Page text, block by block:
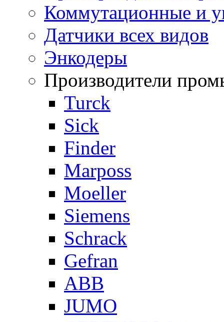
Коммутационные и
Датчики всех видов
Энкодеры
Производители
Turck
Sick
Finder
Marposs
Moeller
Siemens
Schrack
Gefran
ABB
JUMO